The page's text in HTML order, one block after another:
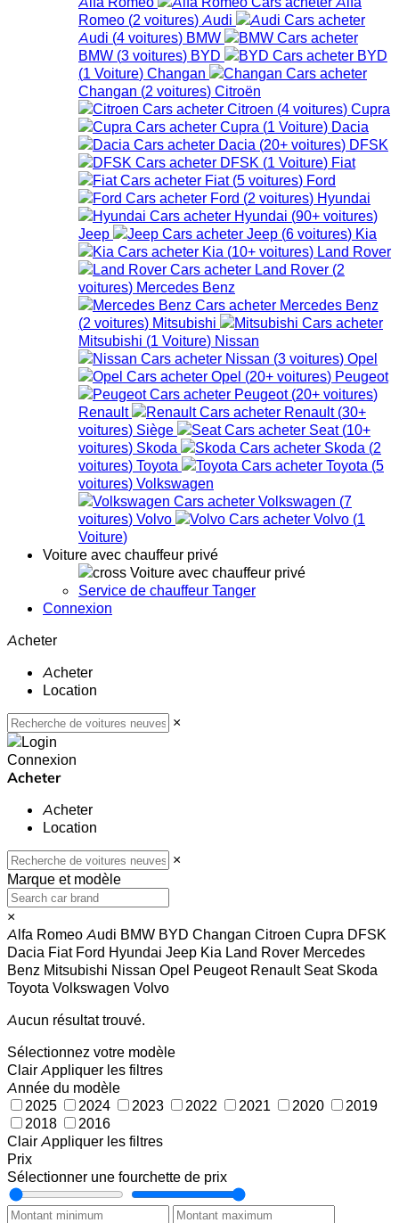
Romeo (2 voitures) Audi
Audi (4 voitures) BMW
BMW (3 voitures) BYD
BYD
(1 Voiture) Changan
Changan (2 voitures) Citroën
Citroen (4 voitures) Cupra
Cupra (1 Voiture) Dacia
Dacia (20+ voitures) DFSK
DFSK (1 Voiture) Fiat
Fiat (5 voitures) Ford
Ford (2 voitures) Hyundai
Hyundai (90+ voitures)
Jeep
Jeep (6 voitures) Kia
Kia (10+ voitures) Land Rover
Land Rover (2
voitures) Mercedes Benz
Mercedes Benz
(2 voitures) Mitsubishi
Mitsubishi (1 Voiture) Nissan
Nissan (3 voitures) Opel
Opel (20+ voitures) Peugeot
Peugeot (20+ voitures)
Renault
Renault (30+
voitures) Siège Seat (10+
voitures) Skoda Skoda (2
voitures) Toyota Toyota (5
voitures) Volkswagen
Volkswagen (7
voitures) Volvo Volvo (1
Voiture)
Voiture avec chauffeur privé
Voiture avec chauffeur privé
Service de chauffeur Tanger
Connexion
Acheter
Acheter
Location
×
Connexion
Acheter
Acheter
Location
×
Marque et modèle
×
Alfa Romeo Audi BMW BYD Changan Citroen Cupra DFSK
Dacia Fiat Ford Hyundai Jeep Kia Land Rover Mercedes
Benz Mitsubishi Nissan Opel Peugeot Renault Seat Skoda
Toyota Volkswagen Volvo
Aucun résultat trouvé.
Sélectionnez votre modèle
Clair Appliquer les filtres
Année du modèle
2025
2024 2023 2022 2021 2020
2019
2018
2016
Clair Appliquer les filtres
Prix
Sélectionner une fourchette de prix